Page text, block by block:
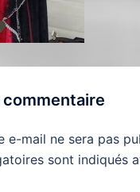
commentaire
e-mail ne sera pas
sont indiqués